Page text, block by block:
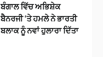
ਬੰਗਾਲ ਵਿੱਚ ਅਭਿਸ਼ੇਕ
ਬੈਨਰਜੀ ‘ਤੇ ਹਮਲੇ ਨੇ ਭਾਰਤੀ
ਬਲਾਕ ਨੂੰ ਨਵਾਂ ਹੁਲਾਰਾ ਦਿੱਤਾ